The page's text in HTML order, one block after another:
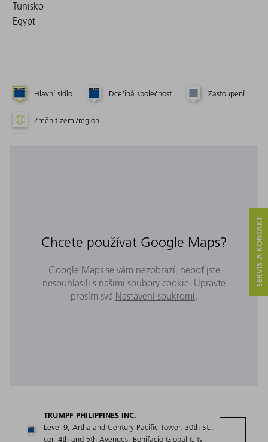
Tunisko
Egypt
Hlavní sídlo Dceřiná společnost Zastoupení
Změnit zemi/region
Chcete používat Google Maps?
Google Maps se vám nezobrazí, neboť jste
nesouhlasili s našimi soubory cookie. Upravte
prosím svá Nastavení soukromí.
TRUMPF PHILIPPINES INC.
Level 9, Arthaland Century Pacific Tower, 30th St.,
cor. 4th and 5th Avenues, Bonifacio Global City
SERVIS A KONTAKT